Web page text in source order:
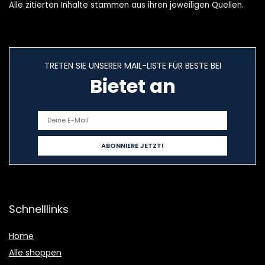
Alle zitierten Inhalte stammen aus ihren jeweiligen Quellen.
TRETEN SIE UNSERER MAIL-LISTE FÜR BESTE BEI
Bietet an
Schnelllinks
Home
Alle shoppen